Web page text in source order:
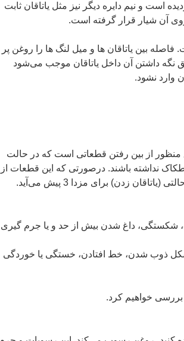
است و نیم دایره دیگر نیز مثل یاتاقان ثابت
آن شیار قرار گرفته است.
بین یاتاقان ها و میل لنگ ها را روغن پر
نگه داشتن آن داخل یاتاقان موجب می‌شود
وارد نشود.
می‌کنیم در واقع منظور از بین رفتن قطعاتی است که در حالت
موتور مزدا 3 با یک دیگر اصطکاک نداشته باشند. درصورتی که این قطعات از
زدن) برای مزدا 3 پیش می‌آید.
مانند استهلاک، شکستگی، داغ شدن بیش از حد و یا جرم گیری
شکل ذوب شدن، خط افتادن، خستگی یا خوردگی
بررسی خواهیم کرد.